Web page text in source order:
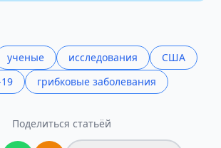
ученые исследования
США
грибковые заболевания
Поделиться статьёй